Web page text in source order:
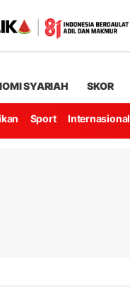
SYARIAH SKOR
Sport Internasional